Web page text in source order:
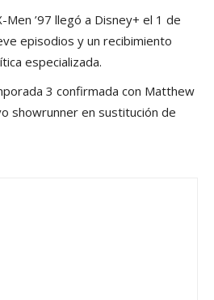
’97 llegó a Disney+ el 1 de
episodios y un recibimiento
especializada.
3 confirmada con Matthew
showrunner en sustitución de